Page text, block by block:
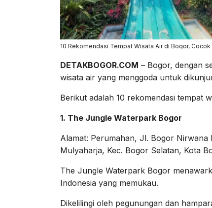
10 Rekomendasi Tempat Wisata Air di Bogor,
DETAKBOGOR.COM – Bogor, dengan
wisata air yang menggoda untuk
Berikut adalah 10 rekomendasi tempat
1. The Jungle Waterpark Bogor
Alamat: Perumahan, Jl. Bogor Nirwana
Mulyaharja, Kec. Bogor Selatan, Kota
The Jungle Waterpark Bogor
Indonesia yang memukau.
Dikelilingi oleh pegunungan dan